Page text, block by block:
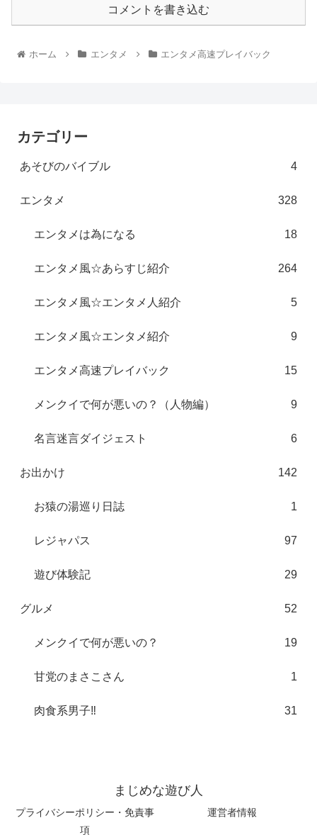
コメントを書き込む
ホーム エンタメ エンタメ高速プレイバック
カテゴリー
あそびのバイブル 4
エンタメ 328
エンタメは為になる 18
エンタメ風☆あらすじ紹介 264
エンタメ風☆エンタメ人紹介 5
エンタメ風☆エンタメ紹介 9
エンタメ高速プレイバック 15
メンクイで何が悪いの？（人物編） 9
名言迷言ダイジェスト 6
お出かけ 142
お猿の湯巡り日誌 1
レジャパス 97
遊び体験記 29
グルメ 52
メンクイで何が悪いの？ 19
甘党のまさこさん 1
肉食系男子‼︎ 31
まじめな遊び人
プライバシーポリシー・免責事
項
運営者情報